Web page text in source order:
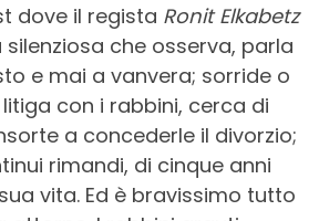
dove il regista Ronit Elkabetz
silenziosa che osserva, parla
e mai a vanvera; sorride o
con i rabbini, cerca di
a concederle il divorzio;
rimandi, di cinque anni
vita. Ed è bravissimo tutto